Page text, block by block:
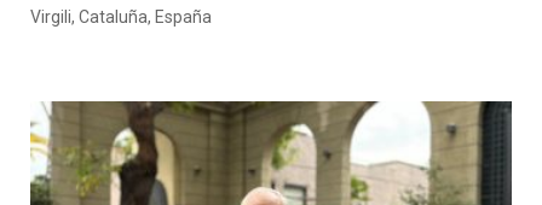
Virgili, Cataluña, España